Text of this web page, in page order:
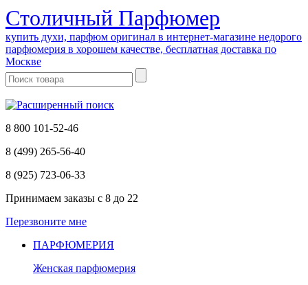
Cтоличный Парфюмер
купить духи, парфюм оригинал в интернет-магазине недорого
парфюмерия в хорошем качестве, бесплатная доставка по
Москве
8 800 101-52-46
8 (499) 265-56-40
8 (925) 723-06-33
Принимаем заказы с 8 до 22
Перезвоните мне
ПАРФЮМЕРИЯ
Женская парфюмерия